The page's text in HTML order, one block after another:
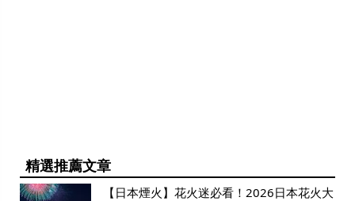
精選推薦文章
【日本煙火】花火迷必看！2026日本花火大